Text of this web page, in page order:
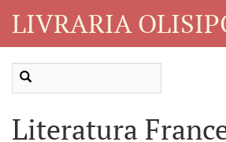
LIVRARIA
Literatura